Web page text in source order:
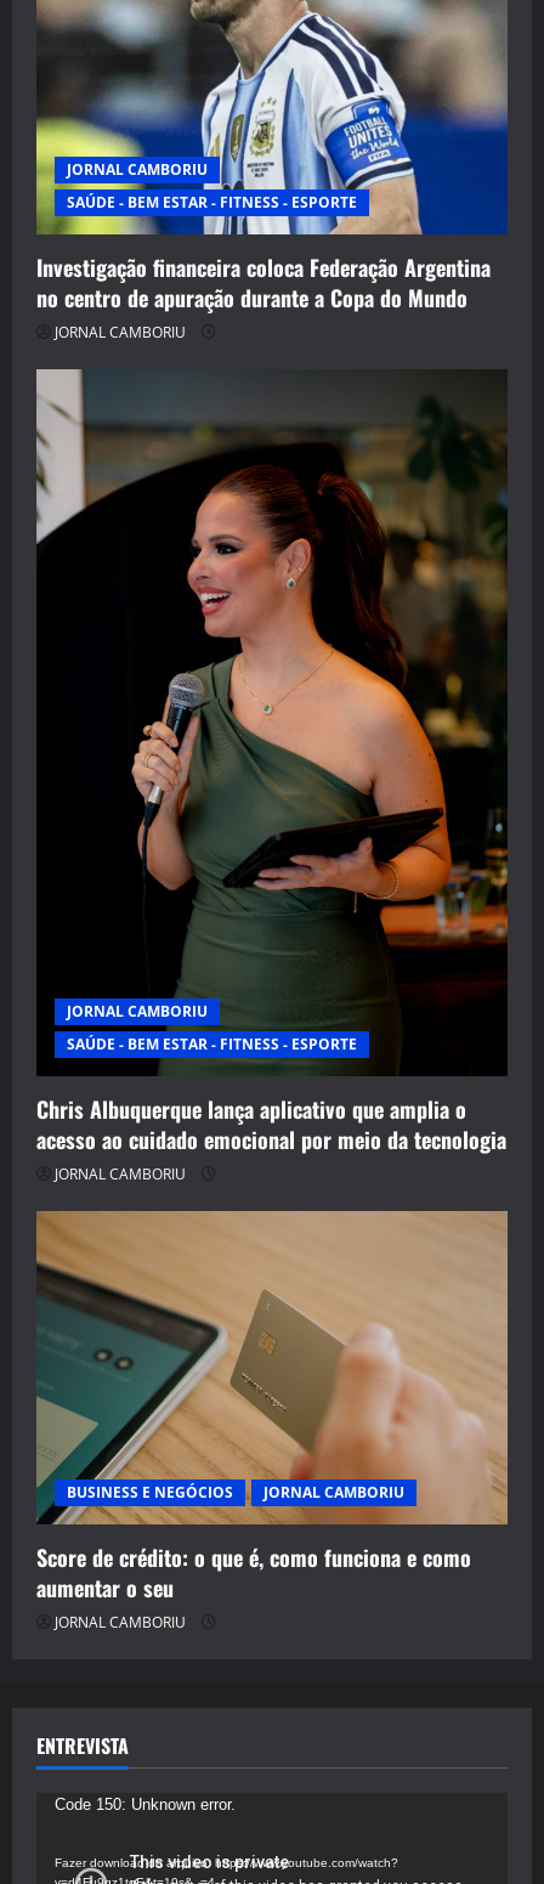
JORNAL CAMBORIU
SAÚDE - BEM ESTAR - FITNESS - ESPORTE
Investigação financeira coloca Federação Argentina
no centro de apuração durante a Copa do Mundo
JORNAL CAMBORIU
JORNAL CAMBORIU
SAÚDE - BEM ESTAR - FITNESS - ESPORTE
Chris Albuquerque lança aplicativo que amplia o
acesso ao cuidado emocional por meio da tecnologia
JORNAL CAMBORIU
BUSINESS E NEGÓCIOS JORNAL CAMBORIU
Score de crédito: o que é, como funciona e como
aumentar o seu
JORNAL CAMBORIU
ENTREVISTA
Tocador
vídeo
Code 150: Unknown error.
Fazer download do arquivo: https://www.youtube.com/watch?